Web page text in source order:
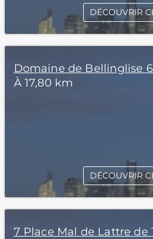
DÉCOUVRIR
Domaine de Bellinglise
À 17,80 km
DÉCOUVRIR
7 Place Mal de Lattre de